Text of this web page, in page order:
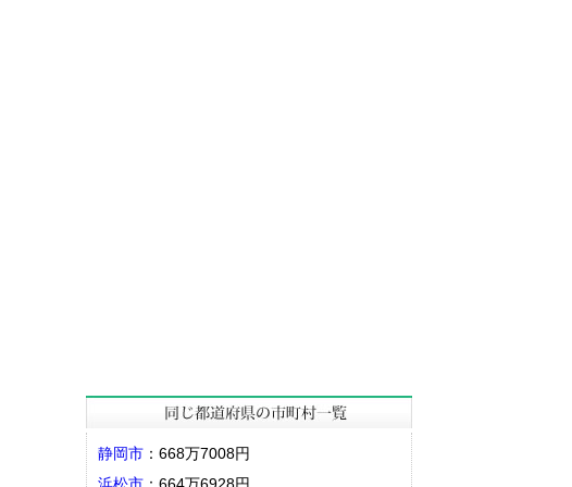
静岡市 ：668万7008円